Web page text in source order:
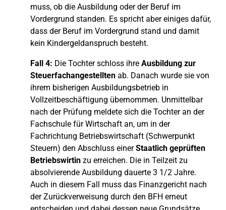
muss, ob die Ausbildung oder der Beruf im
Vordergrund standen. Es spricht aber einiges dafür,
dass der Beruf im Vordergrund stand und damit
kein Kindergeldanspruch besteht.
Fall 4: Die Tochter schloss ihre Ausbildung zur
Steuerfachangestellten ab. Danach wurde sie von
ihrem bisherigen Ausbildungsbetrieb in
Vollzeitbeschäftigung übernommen. Unmittelbar
nach der Prüfung meldete sich die Tochter an der
Fachschule für Wirtschaft an, um in der
Fachrichtung Betriebswirtschaft (Schwerpunkt
Steuern) den Abschluss einerStaatlich geprüften
Betriebswirtin zu erreichen. Die in Teilzeit zu
absolvierende Ausbildung dauerte 3 1/2 Jahre.
Auch in diesem Fall muss das Finanzgericht nach
der Zurückverweisung durch den BFH erneut